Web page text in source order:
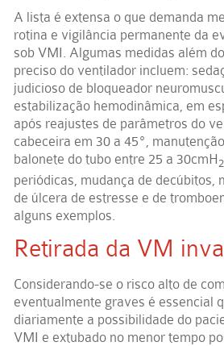
A lista é extensa o que demanda
rotina e vigilância permanente da
sob VMI. Algumas medidas além
preciso do ventilador incluem:
judicioso de bloqueador
estabilização hemodinâmica, em
após reajustes de parâmetros do
cabeceira em 30 a 45º,
balonete do tubo entre 25 a 30cmH2
periódicas, mudança de decúbitos,
de úlcera de estresse e de
alguns exemplos.
Retirada da VM
Considerando-se o risco alto de
eventualmente graves é essencial
diariamente a possibilidade do
VMI e extubado no menor tempo